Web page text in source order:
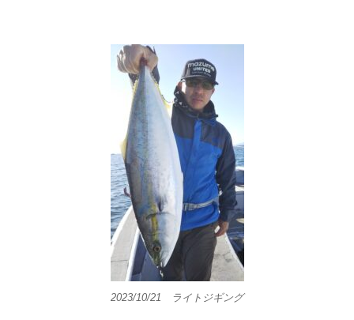
2023/10/21 ライトジギング